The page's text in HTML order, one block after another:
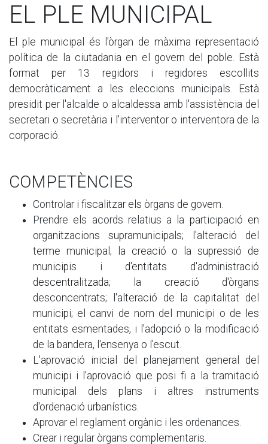
EL PLE MUNICIPAL
El ple municipal és l'òrgan de màxima representació
política de la ciutadania en el govern del poble. Està
format per 13 regidors i regidores escollits
democràticament a les eleccions municipals. Està
presidit per l'alcalde o alcaldessa amb l'assistència del
secretari o secretària i l'interventor o interventora de la
corporació.
COMPETÈNCIES
Controlar i fiscalitzar els òrgans de govern.
Prendre els acords relatius a la participació en
organitzacions supramunicipals; l'alteració del
terme municipal; la creació o la supressió de
municipis i d'entitats d'administració
descentralitzada; la creació d'òrgans
desconcentrats; l'alteració de la capitalitat del
municipi; el canvi de nom del municipi o de les
entitats esmentades, i l'adopció o la modificació
de la bandera, l'ensenya o l'escut.
L'aprovació inicial del planejament general del
municipi i l'aprovació que posi fi a la tramitació
municipal dels plans i altres instruments
d'ordenació urbanístics.
Aprovar el reglament orgànic i les ordenances.
Crear i regular òrgans complementaris.